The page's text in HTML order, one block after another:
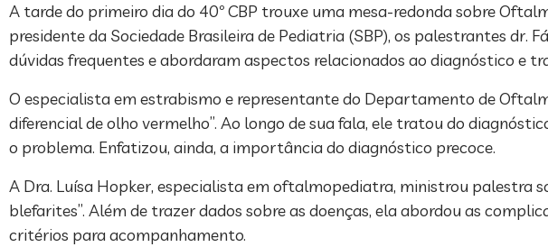
A tarde do primeiro dia do 40º CBP trouxe uma mesa-redonda sobre
presidente da Sociedade Brasileira de Pediatria (SBP), os palestrantes dr.
dúvidas frequentes e abordaram aspectos relacionados ao diagnóstico e
O especialista em estrabismo e representante do Departamento de
diferencial de olho vermelho”. Ao longo de sua fala, ele tratou do
o problema. Enfatizou, ainda, a importância do diagnóstico precoce.
A Dra. Luísa Hopker, especialista em oftalmopediatra, ministrou palestra
blefarites”. Além de trazer dados sobre as doenças, ela abordou as
critérios para acompanhamento.